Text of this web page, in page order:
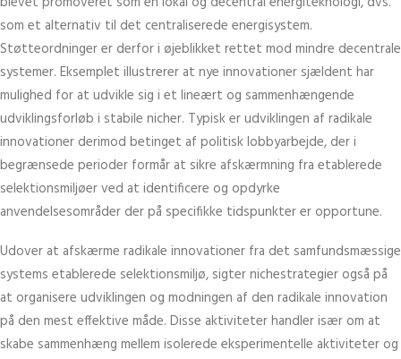
som et alternativ til det centraliserede energisystem.
Støtteordninger er derfor i øjeblikket rettet mod mindre decentrale
systemer. Eksemplet illustrerer at nye innovationer sjældent har
mulighed for at udvikle sig i et lineært og sammenhængende
udviklingsforløb i stabile nicher. Typisk er udviklingen af radikale
innovationer derimod betinget af politisk lobbyarbejde, der i
begrænsede perioder formår at sikre afskærmning fra etablerede
selektionsmiljøer ved at identificere og opdyrke
anvendelsesområder der på specifikke tidspunkter er opportune.
Udover at afskærme radikale innovationer fra det samfundsmæssige
systems etablerede selektionsmiljø, sigter nichestrategier også på
at organisere udviklingen og modningen af den radikale innovation
på den mest effektive måde. Disse aktiviteter handler især om at
skabe sammenhæng mellem isolerede eksperimentelle aktiviteter og